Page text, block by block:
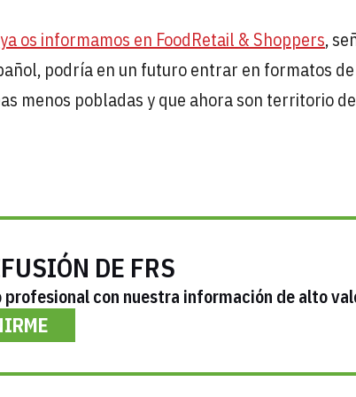
os informamos en FoodRetail & Shoppers,
podría en un futuro entrar en formatos de
menos pobladas y que ahora son territorio de
DE FRS
con nuestra información de alto